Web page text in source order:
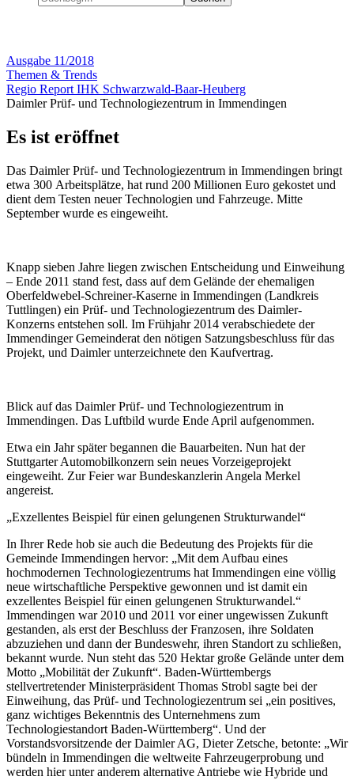
Ausgabe 11/2018
Themen & Trends
Regio Report IHK Schwarzwald-Baar-Heuberg
Daimler Prüf- und Technologiezentrum in Immendingen
Es ist eröffnet
Das Daimler Prüf- und Technologiezentrum in Immendingen bringt
etwa 300 Arbeitsplätze, hat rund 200 Millionen Euro gekostet und
dient dem Testen neuer Technologien und Fahrzeuge. Mitte
September wurde es eingeweiht.
Knapp sieben Jahre liegen zwischen Entscheidung und Einweihung
– Ende 2011 stand fest, dass auf dem Gelände der ehemaligen
Oberfeldwebel-Schreiner-Kaserne in Immendingen (Landkreis
Tuttlingen) ein Prüf- und Technologiezentrum des Daimler-
Konzerns entstehen soll. Im Frühjahr 2014 verabschiedete der
Immendinger Gemeinderat den nötigen Satzungsbeschluss für das
Projekt, und Daimler unterzeichnete den Kaufvertrag.
Blick auf das Daimler Prüf- und Technologiezentrum in
Immendingen. Das Luftbild wurde Ende April aufgenommen.
Etwa ein Jahr später begannen die Bauarbeiten. Nun hat der
Stuttgarter Automobilkonzern sein neues Vorzeigeprojekt
eingeweiht. Zur Feier war Bundeskanzlerin Angela Merkel
angereist.
„Exzellentes Beispiel für einen gelungenen Strukturwandel“
In Ihrer Rede hob sie auch die Bedeutung des Projekts für die
Gemeinde Immendingen hervor: „Mit dem Aufbau eines
hochmodernen Technologiezentrums hat Immendingen eine völlig
neue wirtschaftliche Perspektive gewonnen und ist damit ein
exzellentes Beispiel für einen gelungenen Strukturwandel.“
Immendingen war 2010 und 2011 vor einer ungewissen Zukunft
gestanden, als erst der Beschluss der Franzosen, ihre Soldaten
abzuziehen und dann der Bundeswehr, ihren Standort zu schließen,
bekannt wurde. Nun steht das 520 Hektar große Gelände unter dem
Motto „Mobilität der Zukunft“. Baden-Württembergs
stellvertretender Ministerpräsident Thomas Strobl sagte bei der
Einweihung, das Prüf- und Technologiezentrum sei „ein positives,
ganz wichtiges Bekenntnis des Unternehmens zum
Technologiestandort Baden-Württemberg“. Und der
Vorstandsvorsitzende der Daimler AG, Dieter Zetsche, betonte: „Wir
bündeln in Immendingen die weltweite Fahrzeugerprobung und
werden hier unter anderem alternative Antriebe wie Hybride und